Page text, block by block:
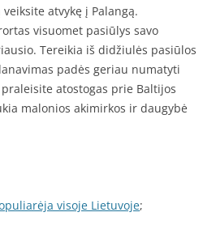
atvykę į Palangą.
visuomet pasiūlys savo
Tereikia iš didžiulės pasiūlos
padės geriau numatyti
atostogas prie Baltijos
malonios akimirkos ir daugybė
visoje Lietuvoje;